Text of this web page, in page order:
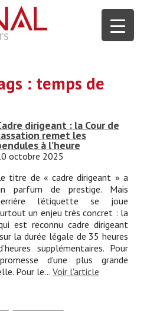
: temps de
dirigeant : la Cour de
remet les
à l’heure
octobre 2025
titre de « cadre dirigeant » a
parfum de prestige. Mais
l’étiquette se joue
un enjeu très concret : la
est reconnu cadre dirigeant
la durée légale de 35 heures
supplémentaires. Pour
d’une plus grande
Pour le... Voir l'article